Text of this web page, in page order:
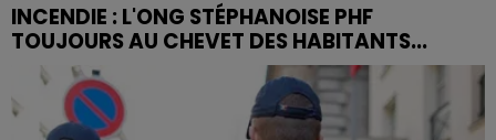
INCENDIE : L'ONG STÉPHANOISE PHF
TOUJOURS AU CHEVET DES HABITANTS...